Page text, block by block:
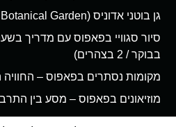
גן בוטני אדוניס (Adonis Botanical Garden) בפאפוס
בבוקר / 2 בצהרים)
מקומות נסתרים בפאפוס –
מוזיאונים בפאפוס – מסע בין